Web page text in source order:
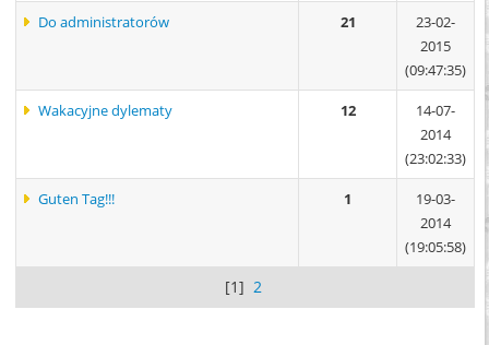
Do administratorów 21
23-02-
2015
(09:47:35)
Wakacyjne dylematy 12
14-07-
2014
(23:02:33)
Guten Tag!!! 1
19-03-
2014
(19:05:58)
[1] 2